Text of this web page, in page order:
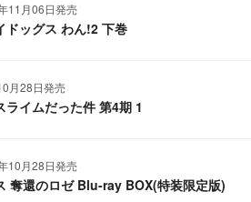
11月06日発売
ドッグス わん!2 下巻
月28日発売
ライムだった件 第4期 1
10月28日発売
奪還のロゼ Blu-ray BOX(特装限定版)